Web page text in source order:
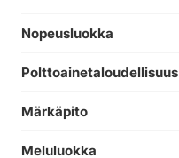
Nopeusluokka
Polttoainetaloudellisuus
Märkäpito
Meluluokka